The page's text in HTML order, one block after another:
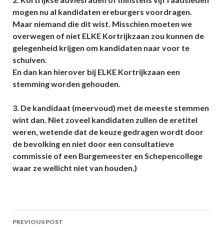
mogen nu al kandidaten ereburgers voordragen.
Maar niemand die dit wist. Misschien moeten we
overwegen of niet ELKE Kortrijkzaan zou kunnen de
gelegenheid krijgen om kandidaten naar voor te
schuiven.
En dan kan hierover bij ELKE Kortrijkzaan een
stemming worden gehouden.
3. De kandidaat (meervoud) met de meeste stemmen
wint dan. Niet zoveel kandidaten zullen de eretitel
weren, wetende dat de keuze gedragen wordt door
de bevolking en niet door een consultatieve
commissie of een Burgemeester en Schepencollege
waar ze wellicht niet van houden.)
Post
PREVIOUS POST